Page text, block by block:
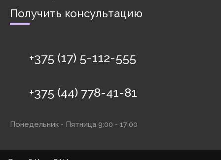
Получить консультацию
+375 (17) 5-112-555
+375 (44) 778-41-81
Понедельник - Пятница 9:00 - 17:00